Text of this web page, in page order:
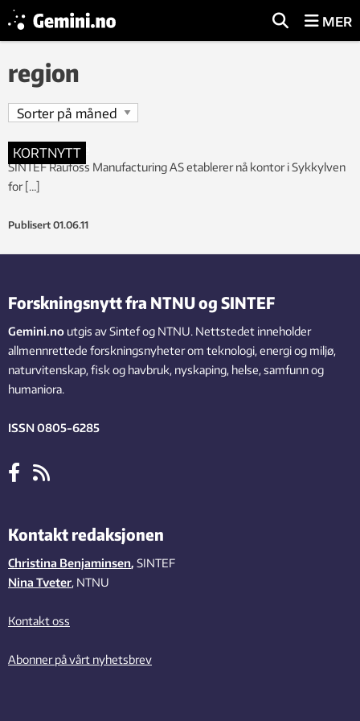
MER
region
KORTNYTT
SINTEF Raufoss Manufacturing AS etablerer nå kontor i Sykkylven
for […]
Publisert 01.06.11
Forskningsnytt fra NTNU og SINTEF
Gemini.no utgis av Sintef og NTNU. Nettstedet inneholder
allmennrettede forskningsnyheter om teknologi, energi og miljø,
naturvitenskap, fisk og havbruk, nyskaping, helse, samfunn og
humaniora.
ISSN 0805-6285
Kontakt redaksjonen
Christina Benjaminsen, SINTEF
Nina Tveter, NTNU
Kontakt oss
Abonner på vårt nyhetsbrev